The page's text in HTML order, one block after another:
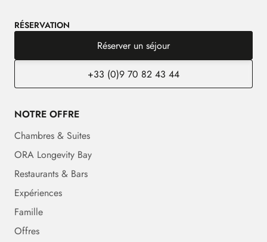
RÉSERVATION
Réserver un séjour
+33 (0)9 70 82 43 44
NOTRE OFFRE
Chambres & Suites
ORA Longevity Bay
Restaurants & Bars
Expériences
Famille
Offres